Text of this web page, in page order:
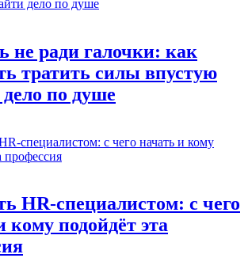
не ради галочки: как
тратить силы впустую
по душе
HR-специалистом: с чего
кому подойдёт эта